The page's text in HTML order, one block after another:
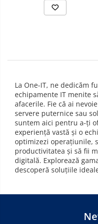
La One-IT, ne dedicăm
echipamente IT menite
afacerile. Fie că ai
servere puternice sau
suntem aici pentru a-ți
experiență vastă și o
optimizezi operațiunile,
productivitatea și să fii
digitală. Explorează
descoperă soluțiile